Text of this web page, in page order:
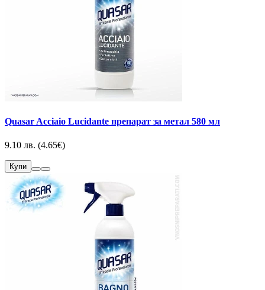
Quasar Acciaio Lucidante препарат за метал 580 мл
9.10 лв. (4.65€)
Купи